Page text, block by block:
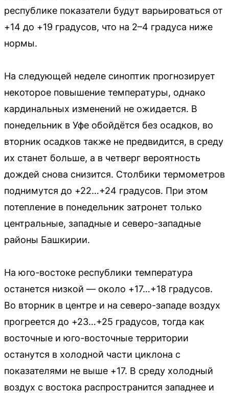
республике показатели будут варьироваться от
+14 до +19 градусов, что на 2–4 градуса ниже
нормы.
На следующей неделе синоптик прогнозирует
некоторое повышение температуры, однако
кардинальных изменений не ожидается. В
понедельник в Уфе обойдётся без осадков, во
вторник осадков также не предвидится, в среду
их станет больше, а в четверг вероятность
дождей снова снизится. Столбики термометров
поднимутся до +22…+24 градусов. При этом
потепление в понедельник затронет только
центральные, западные и северо-западные
районы Башкирии.
На юго-востоке республики температура
останется низкой — около +17…+18 градусов.
Во вторник в центре и на северо-западе воздух
прогреется до +23…+25 градусов, тогда как
восточные и юго-восточные территории
останутся в холодной части циклона с
показателями не выше +17. В среду холодный
воздух с востока распространится западнее и